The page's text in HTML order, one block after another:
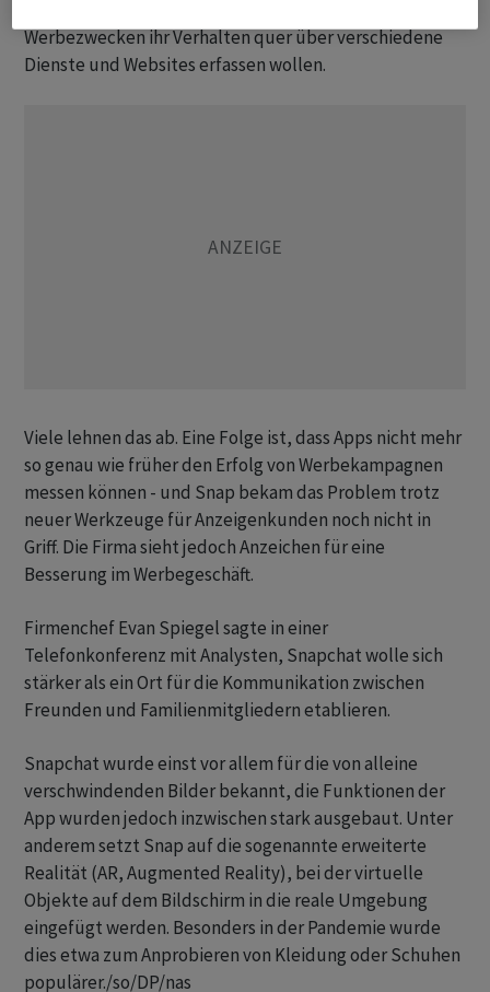
Werbezwecken ihr Verhalten quer über verschiedene
Dienste und Websites erfassen wollen.
Viele lehnen das ab. Eine Folge ist, dass Apps nicht mehr
so genau wie früher den Erfolg von Werbekampagnen
messen können - und Snap bekam das Problem trotz
neuer Werkzeuge für Anzeigenkunden noch nicht in
Griff. Die Firma sieht jedoch Anzeichen für eine
Besserung im Werbegeschäft.
Firmenchef Evan Spiegel sagte in einer
Telefonkonferenz mit Analysten, Snapchat wolle sich
stärker als ein Ort für die Kommunikation zwischen
Freunden und Familienmitgliedern etablieren.
Snapchat wurde einst vor allem für die von alleine
verschwindenden Bilder bekannt, die Funktionen der
App wurden jedoch inzwischen stark ausgebaut. Unter
anderem setzt Snap auf die sogenannte erweiterte
Realität (AR, Augmented Reality), bei der virtuelle
Objekte auf dem Bildschirm in die reale Umgebung
eingefügt werden. Besonders in der Pandemie wurde
dies etwa zum Anprobieren von Kleidung oder Schuhen
populärer./so/DP/nas